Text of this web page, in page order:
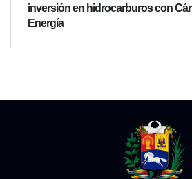
inversión en hidrocarburos con
Energía